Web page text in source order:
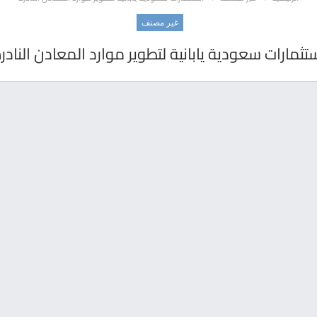
غير مصنف
سعودية يابانية لتطوير موارد المعادن